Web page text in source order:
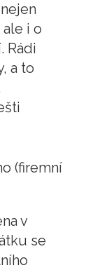
i o
Rádi
a to
(firemní
v
se